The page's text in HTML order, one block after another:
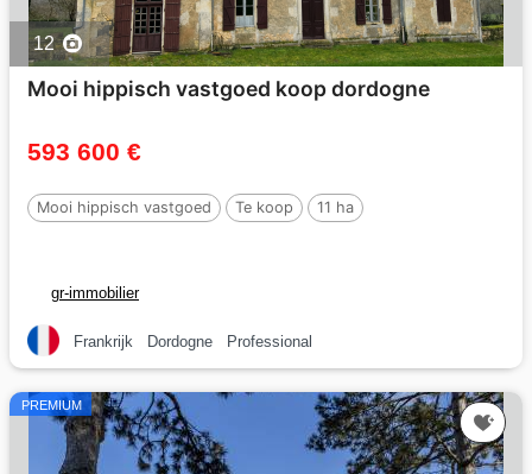
12
Mooi hippisch vastgoed koop dordogne
593 600 €
Mooi hippisch vastgoed Te koop 11 ha
gr-immobilier
Frankrijk Dordogne Professional
PREMIUM